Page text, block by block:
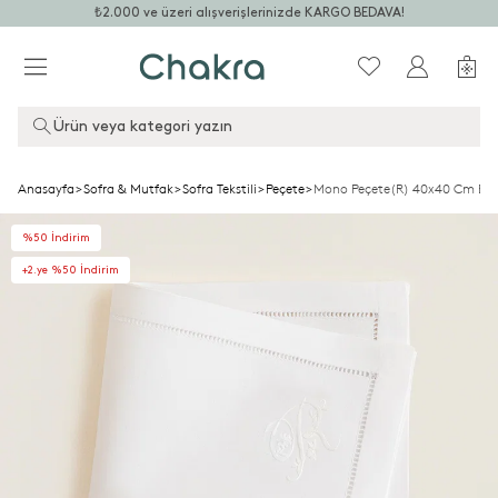
₺2.000 ve üzeri alışverişlerinizde KARGO BEDAVA!
Ürün veya kategori yazın
Anasayfa>Sofra & Mutfak>Sofra Tekstili>Peçete>Mono Peçete(R) 40x40 Cm
%50 İndirim
+2.ye %50 İndirim